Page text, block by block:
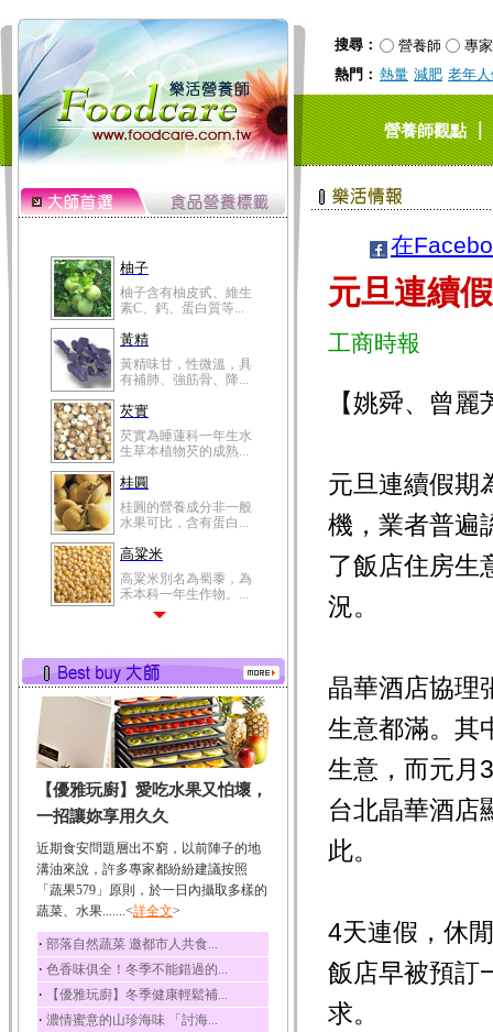
搜尋： 營養師
專家
熱門： 熱量 減肥 老年
營養師觀點｜
柚子
柚子含有柚皮甙、維生
素C、鈣、蛋白質等...
黃精
黃精味甘，性微溫，具
有補肺、強筋骨、降...
芡實
芡實為睡蓮科一年生水
生草本植物芡的成熟...
桂圓
桂圓的營養成分非一般
水果可比，含有蛋白...
高粱米
高粱米別名為蜀黍，為
禾本科一年生作物。...
有蛋白質、脂肪、磷...
鮪魚
鮪魚肚肉中的不飽和脂
肪酸內富含EPA和DH...
韭菜
韭菜所含的膳食纖維能
幫助消化與通便；揮...
冬瓜
冬瓜營養價值高，鈉含
量極低是水腫病人的...
豆豉
豆豉裡頭含有營養的蛋
白質、脂肪、鈣、磷...
榛果
榛果裡所含的營養素有
蛋白質、脂肪、醣類...
【優雅玩廚】愛吃水果又怕壞，
一招讓妳享用久久
近期食安問題層出不窮，以前陣子的地
溝油來說，許多專家都紛紛建議按照
「蔬果579」原則，於一日內攝取多樣的
蔬菜、水果.......<詳全文>
‧ 部落自然蔬菜 邀都市人共食...
‧ 色香味俱全！冬季不能錯過的...
‧ 【優雅玩廚】冬季健康輕鬆補...
‧ 濃情蜜意的山珍海味 「討海...
在
元旦連續
工商時報
【姚舜、曾
元旦連續假期
機，業者普遍
了飯店住房生
況。
晶華酒店協理
生意都滿。其
生意，而元月
台北晶華酒店
此。
4天連假，休
飯店早被預訂
求。